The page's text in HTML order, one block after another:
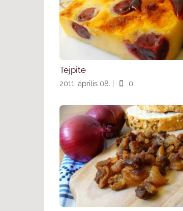
Tejpite
2011. április 08. 0